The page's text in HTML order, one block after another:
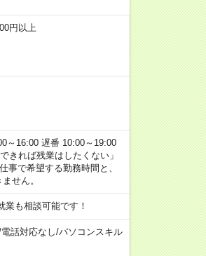
円以上
～16:00 遅番 10:00～19:00
きれば残業はしたくない」
で希望する勤務時間と、
せん。
も相談可能です！
電話対応なし/パソコンスキル